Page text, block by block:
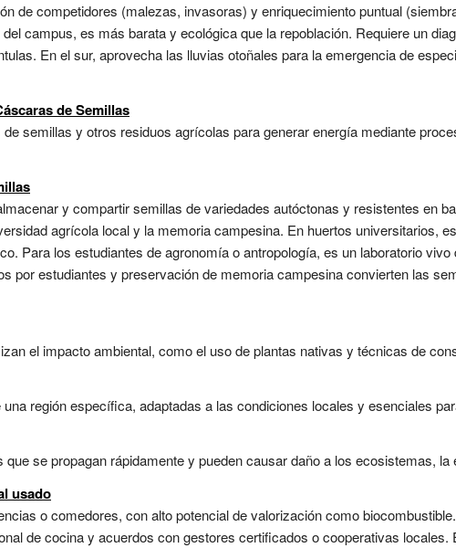
de competidores (malezas, invasoras) y enriquecimiento puntual
campus, es más barata y ecológica que la repoblación. Requiere un
En el sur, aprovecha las lluvias otoñales para la emergencia de
de Semillas
semillas y otros residuos agrícolas para generar energía mediante
y compartir semillas de variedades autóctonas y resistentes en
agrícola local y la memoria campesina. En huertos universitarios,
Para los estudiantes de agronomía o antropología, es un laboratorio
por estudiantes y preservación de memoria campesina convierten las
el impacto ambiental, como el uso de plantas nativas y técnicas de
región específica, adaptadas a las condiciones locales y esenciales
se propagan rápidamente y pueden causar daño a los ecosistemas,
usado
o comedores, con alto potencial de valorización como
de cocina y acuerdos con gestores certificados o cooperativas locales.